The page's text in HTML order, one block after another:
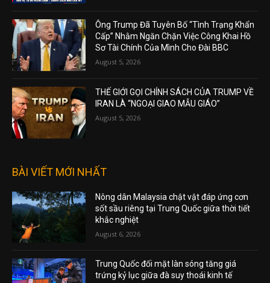
Ông Trump Đã Tuyên Bố “Tình Trạng Khẩn
Cấp” Nhằm Ngăn Chặn Việc Công Khai Hồ
Sơ Tài Chính Của Mình Cho Đài BBC
August 5, 2026
THẾ GIỚI GỌI CHÍNH SÁCH CỦA TRUMP VỀ
IRAN LÀ “NGOẠI GIAO MẪU GIÁO”
August 5, 2026
BÀI VIẾT MỚI NHẤT
Nông dân Malaysia chật vật đáp ứng cơn
sốt sầu riêng tại Trung Quốc giữa thời tiết
khắc nghiệt
August 6, 2026
Trung Quốc đối mặt làn sóng tăng giá
trứng kỷ lục giữa đà suy thoái kinh tế